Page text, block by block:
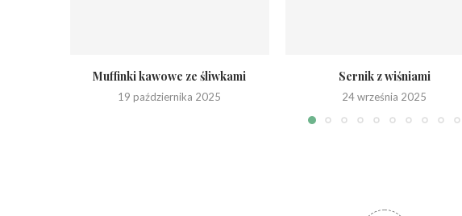
Muffinki kawowe ze śliwkami
19 października 2025
Sernik z wiśniami
24 września 2025